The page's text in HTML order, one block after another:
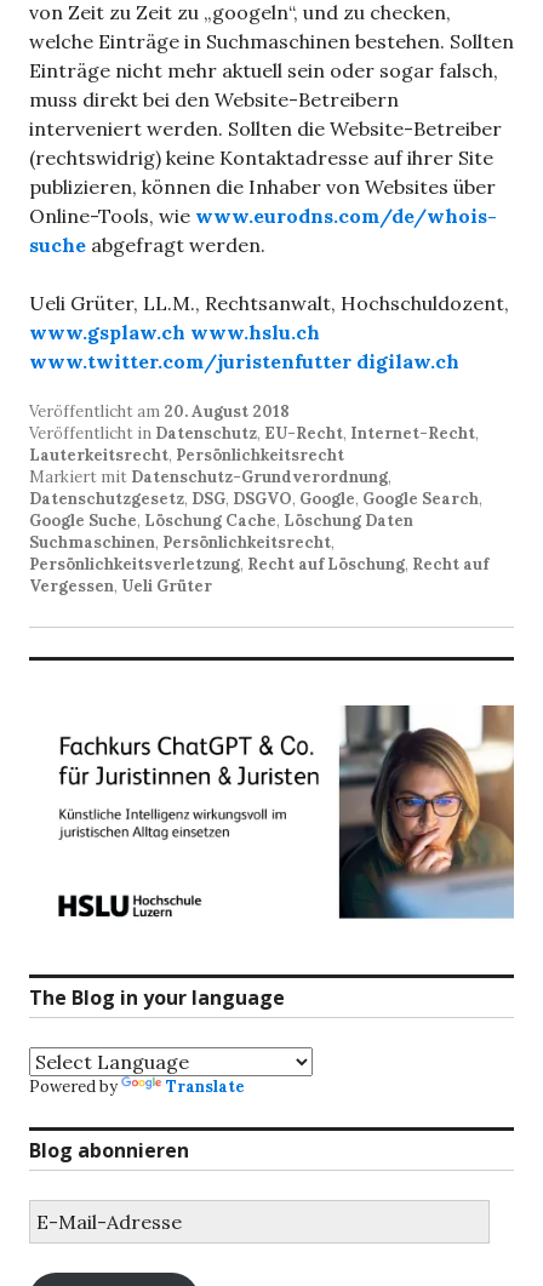
von Zeit zu Zeit zu „googeln“, und zu checken,
welche Einträge in Suchmaschinen bestehen. Sollten
Einträge nicht mehr aktuell sein oder sogar falsch,
muss direkt bei den Website-Betreibern
interveniert werden. Sollten die Website-Betreiber
(rechtswidrig) keine Kontaktadresse auf ihrer Site
publizieren, können die Inhaber von Websites über
Online-Tools, wie www.eurodns.com/de/whois-
suche abgefragt werden.
Ueli Grüter, LL.M., Rechtsanwalt, Hochschuldozent,
www.gsplaw.ch www.hslu.ch
www.twitter.com/juristenfutter digilaw.ch
Veröffentlicht am 20. August 2018
Veröffentlicht in Datenschutz, EU-Recht, Internet-Recht,
Lauterkeitsrecht, Persönlichkeitsrecht
Markiert mit Datenschutz-Grundverordnung,
Datenschutzgesetz, DSG, DSGVO, Google, Google Search,
Google Suche, Löschung Cache, Löschung Daten
Suchmaschinen, Persönlichkeitsrecht,
Persönlichkeitsverletzung, Recht auf Löschung, Recht auf
Vergessen, Ueli Grüter
The Blog in your language
Powered by Translate
Blog abonnieren
Mail-